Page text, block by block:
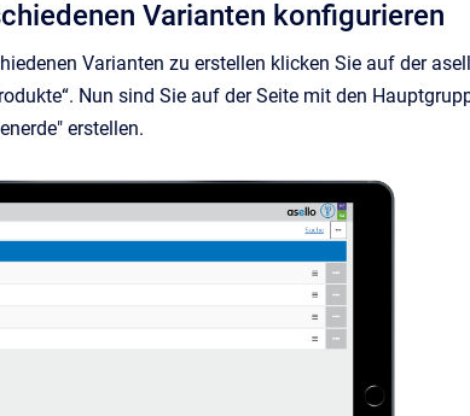
Varianten konfigurieren
Varianten zu erstellen klicken Sie auf der
Nun sind Sie auf der Seite mit den
erstellen.